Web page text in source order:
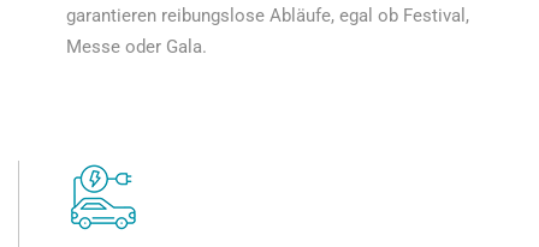
garantieren reibungslose Abläufe, egal ob Festival,
Messe oder Gala.